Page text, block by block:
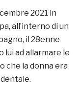
2021 in
all’interno di un
il 28enne
lui ad allarmare le
che la donna era